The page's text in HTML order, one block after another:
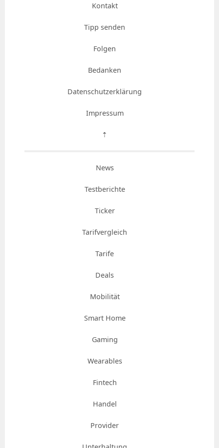
Kontakt
Tipp senden
Folgen
Bedanken
Datenschutzerklärung
Impressum
⇡
News
Testberichte
Ticker
Tarifvergleich
Tarife
Deals
Mobilität
Smart Home
Gaming
Wearables
Fintech
Handel
Provider